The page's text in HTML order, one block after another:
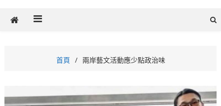
首頁 兩岸藝文活動應少點政治味